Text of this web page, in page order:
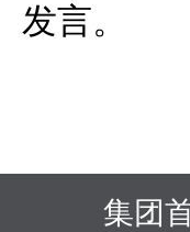
发言。
集团